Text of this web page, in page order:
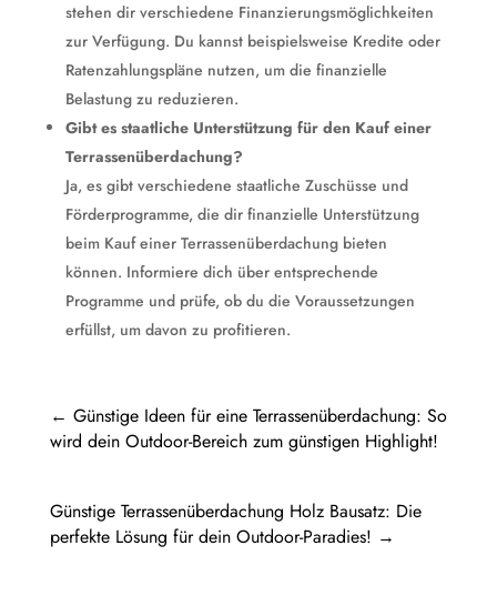
stehen dir verschiedene Finanzierungsmöglichkeiten
zur Verfügung. Du kannst beispielsweise Kredite oder
Ratenzahlungspläne nutzen, um die finanzielle
Belastung zu reduzieren.
Gibt es staatliche Unterstützung für den Kauf einer
Terrassenüberdachung?
Ja, es gibt verschiedene staatliche Zuschüsse und
Förderprogramme, die dir finanzielle Unterstützung
beim Kauf einer Terrassenüberdachung bieten
können. Informiere dich über entsprechende
Programme und prüfe, ob du die Voraussetzungen
erfüllst, um davon zu profitieren.
← Günstige Ideen für eine Terrassenüberdachung: So
wird dein Outdoor-Bereich zum günstigen Highlight!
Günstige Terrassenüberdachung Holz Bausatz: Die
perfekte Lösung für dein Outdoor-Paradies! →